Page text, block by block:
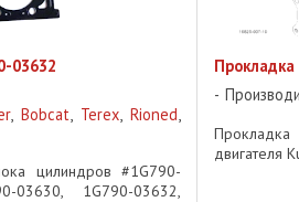
03632
, Bobcat, Terex, Rioned,
цилиндров #1G790-
1G790-03632,
двигателя